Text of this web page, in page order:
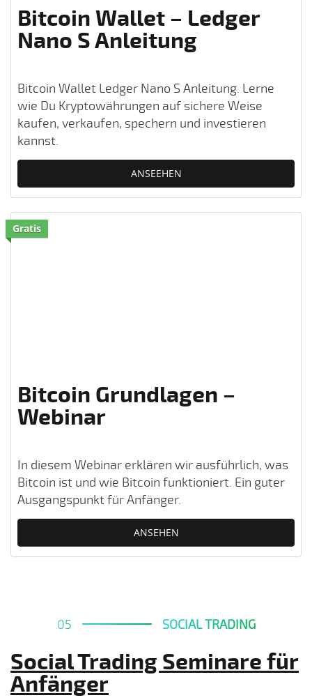
Bitcoin Wallet – Ledger
Nano S Anleitung
Bitcoin Wallet Ledger Nano S Anleitung. Lerne
wie Du Kryptowährungen auf sichere Weise
kaufen, verkaufen, spechern und investieren
kannst.
ANSEEHEN
Gratis
Bitcoin Grundlagen –
Webinar
In diesem Webinar erklären wir ausführlich, was
Bitcoin ist und wie Bitcoin funktioniert. Ein guter
Ausgangspunkt für Anfänger.
ANSEHEN
05 SOCIAL TRADING
Social Trading Seminare für
Anfänger